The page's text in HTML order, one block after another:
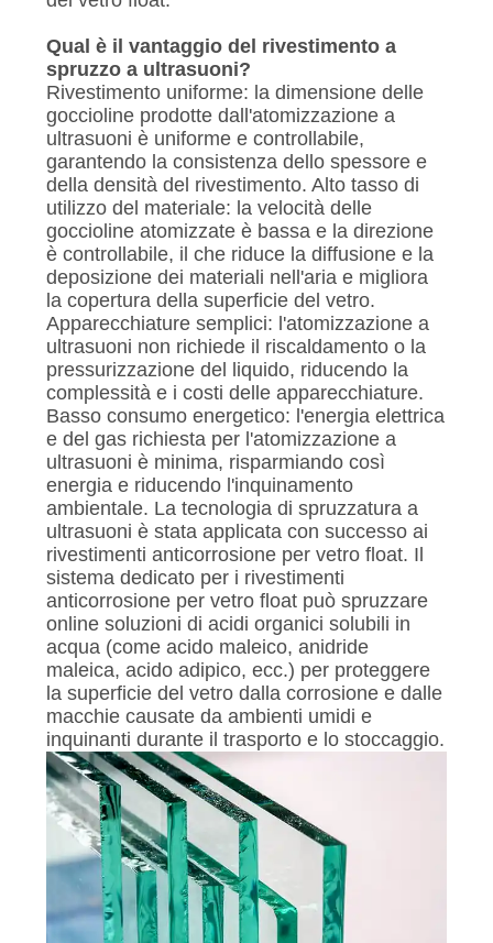
Qual è il vantaggio del rivestimento a
spruzzo a ultrasuoni?
Rivestimento uniforme: la dimensione delle
goccioline prodotte dall'atomizzazione a
ultrasuoni è uniforme e controllabile,
garantendo la consistenza dello spessore e
della densità del rivestimento. Alto tasso di
utilizzo del materiale: la velocità delle
goccioline atomizzate è bassa e la direzione
è controllabile, il che riduce la diffusione e la
deposizione dei materiali nell'aria e migliora
la copertura della superficie del vetro.
Apparecchiature semplici: l'atomizzazione a
ultrasuoni non richiede il riscaldamento o la
pressurizzazione del liquido, riducendo la
complessità e i costi delle apparecchiature.
Basso consumo energetico: l'energia elettrica
e del gas richiesta per l'atomizzazione a
ultrasuoni è minima, risparmiando così
energia e riducendo l'inquinamento
ambientale. La tecnologia di spruzzatura a
ultrasuoni è stata applicata con successo ai
rivestimenti anticorrosione per vetro float. Il
sistema dedicato per i rivestimenti
anticorrosione per vetro float può spruzzare
online soluzioni di acidi organici solubili in
acqua (come acido maleico, anidride
maleica, acido adipico, ecc.) per proteggere
la superficie del vetro dalla corrosione e dalle
macchie causate da ambienti umidi e
inquinanti durante il trasporto e lo stoccaggio.